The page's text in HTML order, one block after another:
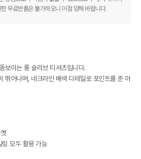
무료반품은 불가하오니 이점 양해 바랍니다.
보이는 롱 슬리브 티셔츠입니다.
뛰어나며, 네크라인 배색 디테일로 포인트를 준 아
모두 활용 가능